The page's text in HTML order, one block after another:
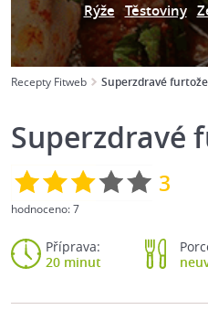
Rýže Těstoviny
Recepty Fitweb Superzdravé
Superzdravé
3
hodnoceno:7
Příprava:
20 minut